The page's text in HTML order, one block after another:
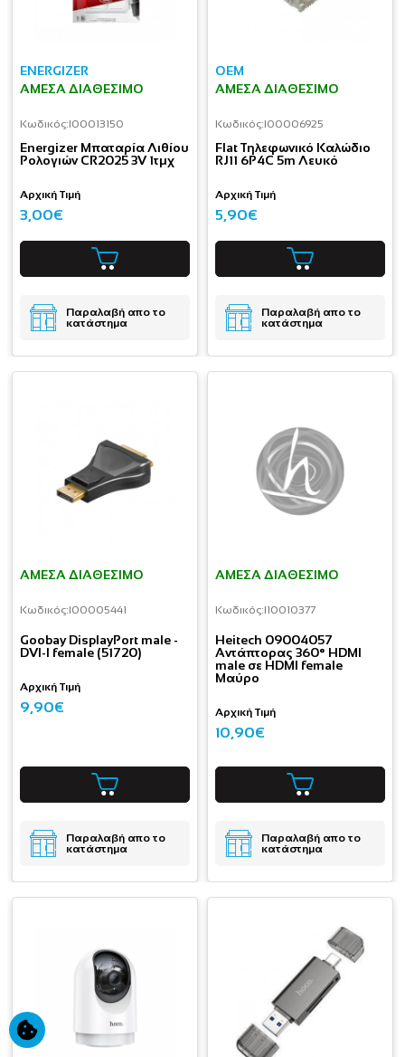
ENERGIZER
ΆΜΕΣΑ ΔΙΑΘΈΣΙΜΟ
Κωδικός:I00013150
Energizer Μπαταρία Λιθίου
Ρολογιών CR2025 3V 1τμχ
Αρχική Τιμή
3,00€
Παραλαβή απο το
κατάστημα
OEM
ΆΜΕΣΑ ΔΙΑΘΈΣΙΜΟ
Κωδικός:I00006925
Flat Τηλεφωνικό Καλώδιο
RJ11 6P4C 5m Λευκό
Αρχική Τιμή
5,90€
Παραλαβή απο το
κατάστημα
ΆΜΕΣΑ ΔΙΑΘΈΣΙΜΟ
Κωδικός:I00005441
Goobay DisplayPort male -
DVI-I female (51720)
Αρχική Τιμή
9,90€
Παραλαβή απο το
κατάστημα
ΆΜΕΣΑ ΔΙΑΘΈΣΙΜΟ
Κωδικός:I10010377
Heitech 09004057
Αντάπτορας 360° HDMI
male σε HDMI female
Μαύρο
Αρχική Τιμή
10,90€
Παραλαβή απο το
κατάστημα